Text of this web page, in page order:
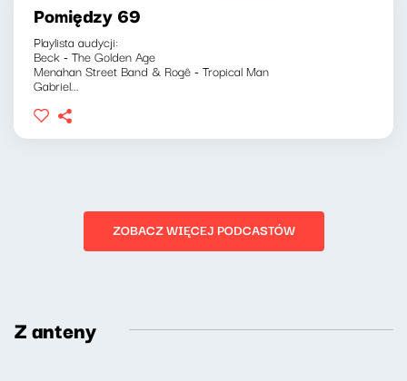
Pomiędzy 69
Playlista audycji:
Beck - The Golden Age
Menahan Street Band & Rogê - Tropical Man
Gabriel...
ZOBACZ WIĘCEJ PODCASTÓW
Z anteny